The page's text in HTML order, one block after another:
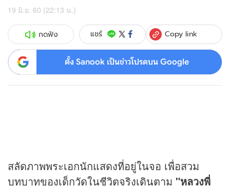
19 มิ.ย. 60 (22:13 น.)
กดฟัง แชร์ Copy link
ตั้ง Sanook เป็นข่าวโปรดบน Google
สลัดภาพพระเอกนักแสดงที่อยู่ในจอ เพื่อสวม
บทบาทของเด็กวัดในชีวิตจริงเดินตาม "หลวงพี่